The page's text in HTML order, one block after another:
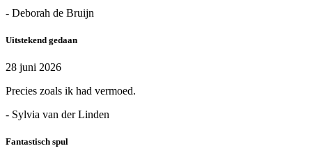
- Deborah de Bruijn
Uitstekend gedaan
28 juni 2026
Precies zoals ik had vermoed.
- Sylvia van der Linden
Fantastisch spul